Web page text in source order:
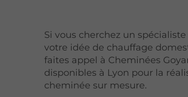
Si vous cherchez un
votre idée de chauffage
faites appel à Cheminées
disponibles à Lyon pour la
cheminée sur mesure.